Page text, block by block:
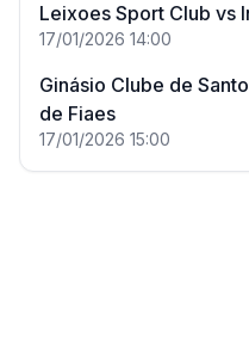
Leixoes Sport Club vs
17/01/2026 14:00
Ginásio Clube de
de Fiaes
17/01/2026 15:00